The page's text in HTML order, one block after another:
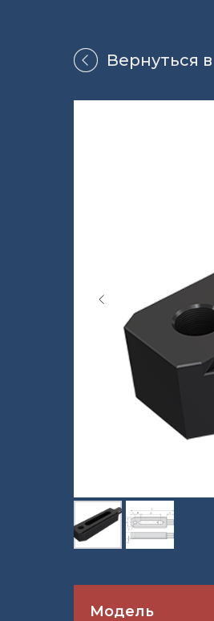
Вернуться
Модель